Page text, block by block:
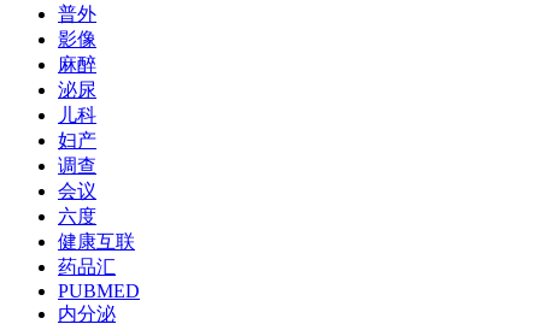
普外
影像
麻醉
泌尿
儿科
妇产
调查
会议
六度
健康互联
药品汇
PUBMED
内分泌